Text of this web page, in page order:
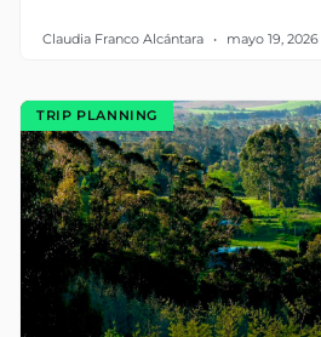
Claudia Franco Alcántara mayo 19, 2026
TRIP PLANNING